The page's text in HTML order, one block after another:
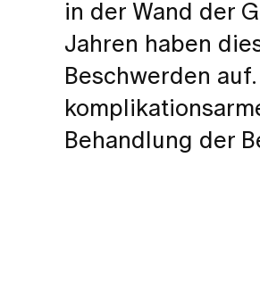
in der Wand der
Jahren haben
Beschwerden
Behandlung der